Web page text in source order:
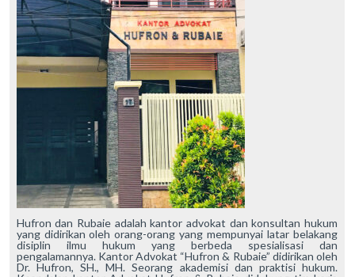
Hufron dan Rubaie adalah kantor advokat dan konsultan hukum
yang didirikan oleh orang-orang yang mempunyai latar belakang
disiplin ilmu hukum yang berbeda spesialisasi dan
pengalamannya. Kantor Advokat “Hufron & Rubaie” didirikan oleh
Dr. Hufron, SH., MH. Seorang akademisi dan praktisi hukum.